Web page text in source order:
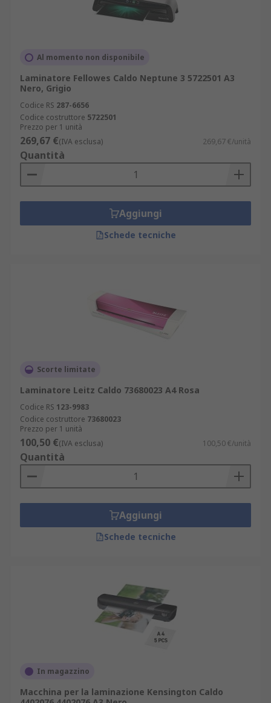
Al momento non disponibile
Laminatore Fellowes Caldo Neptune 3 5722501 A3
Nero, Grigio
Codice RS 287-6656
Codice costruttore 5722501
Prezzo per 1 unità
269,67 €(IVA esclusa) 269,67 €/unità
Quantità
Aggiungi
Schede tecniche
Scorte limitate
Laminatore Leitz Caldo 73680023 A4 Rosa
Codice RS 123-9983
Codice costruttore 73680023
Prezzo per 1 unità
100,50 €(IVA esclusa) 100,50 €/unità
Quantità
Aggiungi
Schede tecniche
In magazzino
Macchina per la laminazione Kensington Caldo